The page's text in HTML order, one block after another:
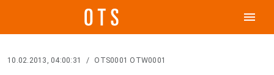
menu
10.02.2013, 04:00:31 / OTS0001 OTW0001